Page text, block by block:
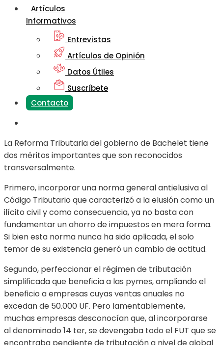
Artículos
Informativos
Entrevistas
Artículos de Opinión
Datos Útiles
Suscríbete
Contacto
La Reforma Tributaria del gobierno de Bachelet tiene
dos méritos importantes que son reconocidos
transversalmente.
Primero, incorporar una norma general antielusiva al
Código Tributario que caracterizó a la elusión como un
ilícito civil y como consecuencia, ya no basta con
fundamentar un ahorro de impuestos en mera forma.
Si bien esta norma nunca ha sido aplicada, el solo
temor de su existencia generó un cambio de actitud.
Segundo, perfeccionar el régimen de tributación
simplificada que beneficia a las pymes, ampliando el
beneficio a empresas cuyas ventas anuales no
excedan de 50.000 UF. Pero lamentablemente,
muchas empresas desconocían que, al incorporarse
al denominado 14 ter, se devengaba todo el FUT que se